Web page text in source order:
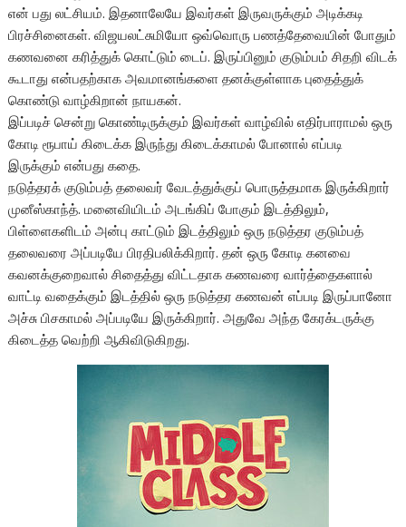
என் பது லட்சியம். இதனாலேயே இவர்கள் இருவருக்கும் அடிக்கடி
பிரச்சினைகள். விஜயலட்சுமியோ ஒவ்வொரு பணத்தேவையின் போதும்
கணவனை கரித்துக் கொட்டும் டைப். இருப்பினும் குடும்பம் சிதறி விடக்
கூடாது என்பதற்காக அவமானங்களை தனக்குள்ளாக புதைத்துக்
கொண்டு வாழ்கிறான் நாயகன்.
இப்படிச் சென்று கொண்டிருக்கும் இவர்கள் வாழ்வில் எதிர்பாராமல் ஒரு
கோடி ரூபாய் கிடைக்க இருந்து கிடைக்காமல் போனால் எப்படி
இருக்கும் என்பது கதை.
நடுத்தரக் குடும்பத் தலைவர் வேடத்துக்குப் பொருத்தமாக இருக்கிறார்
முனீஸ்காந்த். மனைவியிடம் அடங்கிப் போகும் இடத்திலும்,
பிள்ளைகளிடம் அன்பு காட்டும் இடத்திலும் ஒரு நடுத்தர குடும்பத்
தலைவரை அப்படியே பிரதிபலிக்கிறார். தன் ஒரு கோடி கனவை
கவனக்குறைவால் சிதைத்து விட்டதாக கணவரை வார்த்தைகளால்
வாட்டி வதைக்கும் இடத்தில் ஒரு நடுத்தர கணவன் எப்படி இருப்பானோ
அச்சு பிசகாமல் அப்படியே இருக்கிறார். அதுவே அந்த கேரக்டருக்கு
கிடைத்த வெற்றி ஆகிவிடுகிறது.